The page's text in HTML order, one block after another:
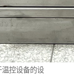
控设备的设